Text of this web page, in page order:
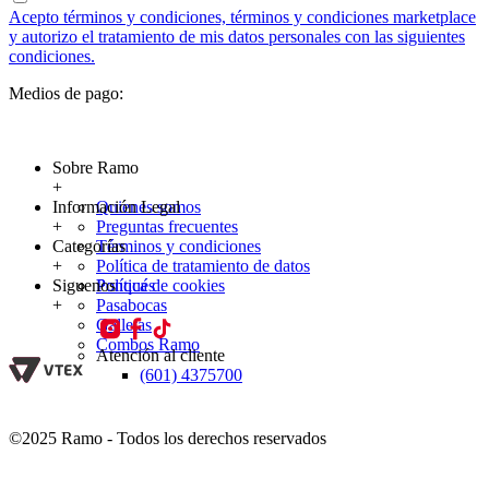
Acepto términos y condiciones, términos y condiciones marketplace
y autorizo el tratamiento de mis datos personales con las siguientes
condiciones.
Medios de pago:
Sobre Ramo
+
Quienes somos
Preguntas frecuentes
Información Legal
+
Términos y condiciones
Política de tratamiento de datos
Política de cookies
Categorías
+
Ponqués
Pasabocas
Galletas
Combos Ramo
Siguenos
+
Atención al cliente
(601) 4375700
©2025 Ramo - Todos los derechos reservados